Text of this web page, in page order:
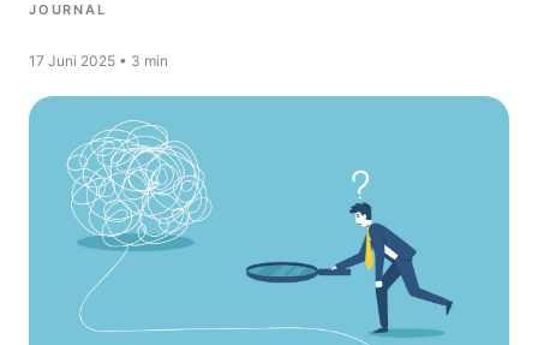
JOURNAL
17 Juni 2025 • 3 min